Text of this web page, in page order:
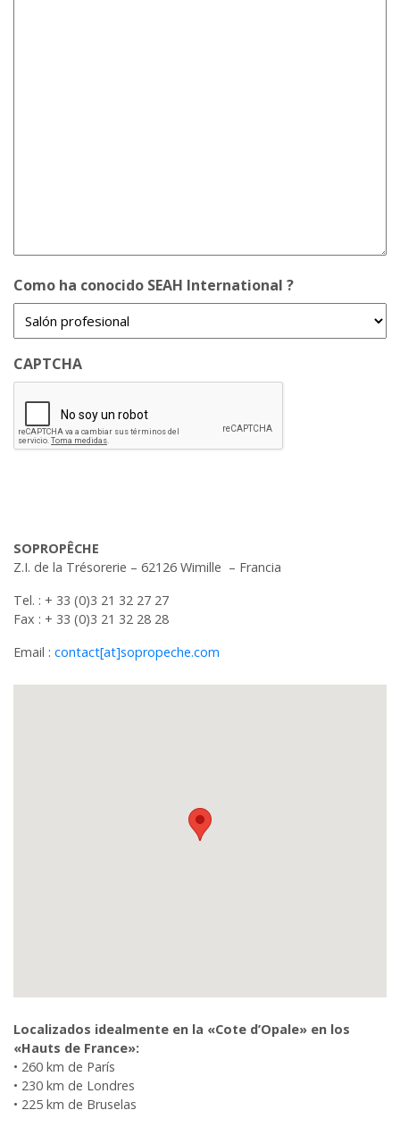
Como ha conocido SEAH International ?
CAPTCHA
SOPROPÊCHE
Z.I. de la Trésorerie – 62126 Wimille – Francia
Tel. : + 33 (0)3 21 32 27 27
Fax : + 33 (0)3 21 32 28 28
Email : contact[at]sopropeche.com
Localizados idealmente en la «Cote d’Opale» en los
«Hauts de France»:
• 260 km de París
• 230 km de Londres
• 225 km de Bruselas